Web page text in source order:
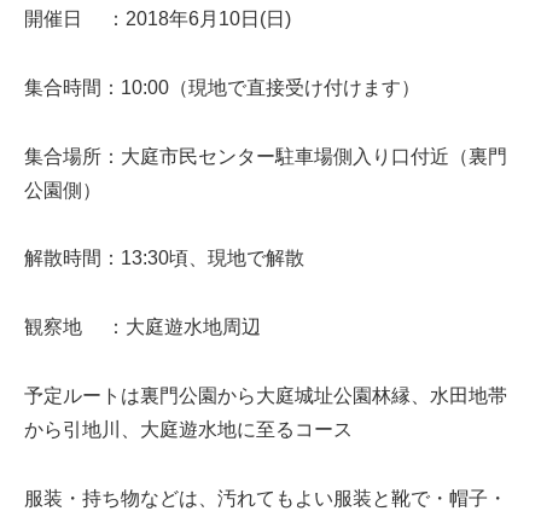
開催日 ：2018年6月10日(日)
集合時間：10:00（現地で直接受け付けます）
集合場所：大庭市民センター駐車場側入り口付近（裏門
公園側）
解散時間：13:30頃、現地で解散
観察地 ：大庭遊水地周辺
予定ルートは裏門公園から大庭城址公園林縁、水田地帯
から引地川、大庭遊水地に至るコース
服装・持ち物などは、汚れてもよい服装と靴で・帽子・